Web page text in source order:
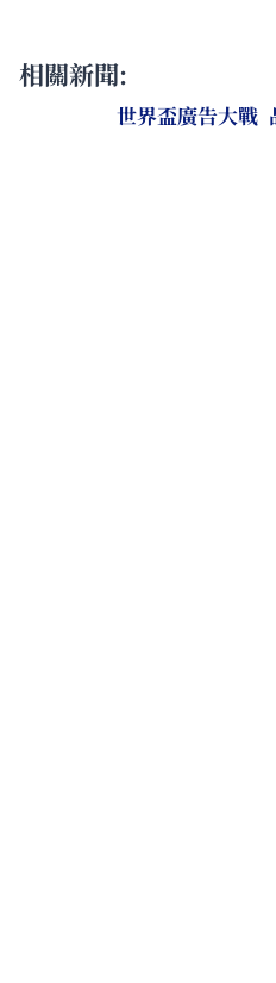
相關新聞:
世界盃廣告大戰